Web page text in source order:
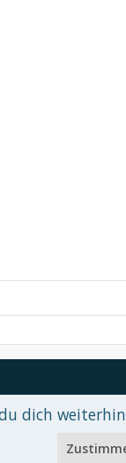
©2010-2017
dich